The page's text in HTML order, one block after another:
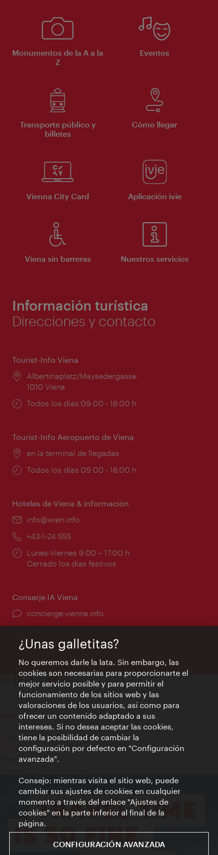
Monumentos de la A a la
Z
Eventos
Transporte público y
billetes
Cómo llegar
Vienna City Card Aplicación ivie
Viena sin barreras Nuestros servicios
Información turística
Direcciones y contacto
Tourist-Info Viena
Lugar:
Albertinaplatz/Maysedergasse
1010 Viena
Horarios
Todos los días 09:00 - 18:00 h
Tourist-Info Aeropuerto de Viena
Lugar:
en la terminal de llegadas
Horarios
Todos los días 09:00 - 18:00 h
Hoteles de Viena & información
e-
info@wien.info
Teléfono:
+43-1-24 555
Horarios
de
Lunes-Viernes 9:00 – 17:00 h
Cerrado los días festivos
Conserje IA Viena
concierge.vienna.info
Contacto
Aviso legal
Política de privacidad de datos
Terms of Use
Accesibilidad
Contacto para la prensa
Ajustes de cookie
¿Unas galletitas?
No queremos darle la lata. Sin embargo, las
cookies son necesarias para proporcionarte el
mejor servicio posible y para permitir el
funcionamiento de los sitios web y las
valoraciones de los usuarios, así como para
ofrecer un contenido adaptado a sus
intereses. Si no desea aceptar las cookies,
tiene la posibilidad de cambiar la
configuración por defecto en "Configuración
avanzada".
Consejo: mientras visita el sitio web, puede
cambiar sus ajustes de cookies en cualquier
momento a través del enlace "Ajustes de
cookies" en la parte inferior al final de la
página.
CONFIGURACIÓN AVANZADA